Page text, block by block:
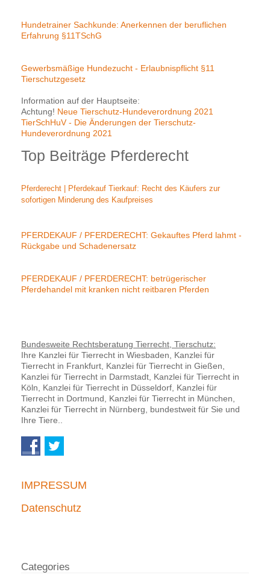
Hundetrainer Sachkunde: Anerkennen der beruflichen
Erfahrung §11TSchG
Gewerbsmäßige Hundezucht - Erlaubnispflicht §11
Tierschutzgesetz
Information auf der Hauptseite:
Achtung! Neue Tierschutz-Hundeverordnung 2021
TierSchHuV - Die Änderungen der Tierschutz-
Hundeverordnung 2021
Top Beiträge Pferderecht
Pferderecht | Pferdekauf Tierkauf: Recht des Käufers zur
sofortigen Minderung des Kaufpreises
PFERDEKAUF / PFERDERECHT: Gekauftes Pferd lahmt -
Rückgabe und Schadenersatz
PFERDEKAUF / PFERDERECHT: betrügerischer
Pferdehandel mit kranken nicht reitbaren Pferden
Bundesweite Rechtsberatung Tierrecht, Tierschutz:
Ihre Kanzlei für Tierrecht in Wiesbaden, Kanzlei für
Tierrecht in Frankfurt, Kanzlei für Tierrecht in Gießen,
Kanzlei für Tierrecht in Darmstadt, Kanzlei für Tierrecht in
Köln, Kanzlei für Tierrecht in Düsseldorf, Kanzlei für
Tierrecht in Dortmund, Kanzlei für Tierrecht in München,
Kanzlei für Tierrecht in Nürnberg, bundestweit für Sie und
Ihre Tiere..
IMPRESSUM
Datenschutz